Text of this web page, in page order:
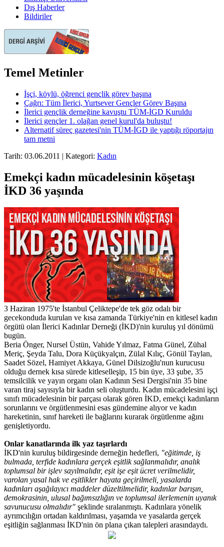
Dış Haberler
Bildiriler
Temel Metinler
İşçi, köylü, öğrenci gençlik görev başına
Çağrı: Tüm İlerici, Yurtsever Gençler Görev Başına
İlerici gençlik derneğine kavuştu TÜM-İGD Kuruldu
İlerici gençler 1. olağan genel kurul'da buluştu!
Alternatif süreç gazetesi'nin TÜM-İGD ile yaptığı röportajın
tam metni
Tarih: 03.06.2011 | Kategori: Kadın
Emekçi kadın mücadelesinin köşetaşı
İKD 36 yaşında
3 Haziran 1975'te İstanbul Çeliktepe'de tek göz odalı bir
gecekonduda kurulan ve kısa zamanda Türkiye'nin en kitlesel kadın
örgütü olan İlerici Kadınlar Derneği (İKD)'nin kuruluş yıl dönümü
bugün.
Beria Önger, Nursel Üstün, Vahide Yılmaz, Fatma Günel, Zühal
Meriç, Şeyda Talu, Dora Küçükyalçın, Zülal Kılıç, Gönül Taylan,
Saadet Sözel, Hamiyet Akkaya, Günel Dilsizoğlu'nun kurucusu
olduğu dernek kısa sürede kitleselleşip, 15 bin üye, 33 şube, 35
temsilcilik ve yayın organı olan Kadının Sesi Dergisi'nin 35 bine
varan tiraj sayısıyla bir kadın seli oluşturdu. Kadın mücadelesini işçi
sınıfı mücadelesinin bir parçası olarak gören İKD, emekçi kadınların
sorunlarını ve örgütlenmesini esas gündemine alıyor ve kadın
hareketinin, sınıf hareketi ile bağlarını kurarak örgütlenme ağını
genişletiyordu.
Onlar kanatlarında ilk yaz taşırlardı
İKD'nin kuruluş bildirgesinde derneğin hedefleri, "eğitimde, iş
bulmada, terfide kadınlara gerçek eşitlik sağlanmalıdır, analık
toplumsal bir işlev sayılmalıdır, eşit işe eşit ücret verilmelidir,
varolan yasal hak ve eşitlikler hayata geçirilmeli, yasalarda
kadınları aşağılayıcı maddeler düzeltilmelidir, kadınlar barışın,
demokrasinin, ulusal bağımsızlığın ve toplumsal ilerlemenin uyanık
savunucusu olmalıdır" şeklinde sıralanmıştı. Kadınlara yönelik
ayrımcılığın ortadan kaldırılması, yaşamda ve yasalarda gerçek
eşitliğin sağlanması İKD'nin ön plana çıkan talepleri arasındaydı.